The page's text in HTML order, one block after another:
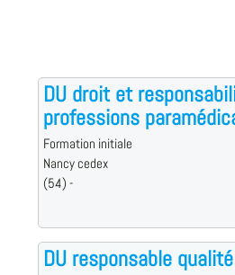
DU droit et
professions
Formation initiale
Nancy cedex
(54) -
DU responsable